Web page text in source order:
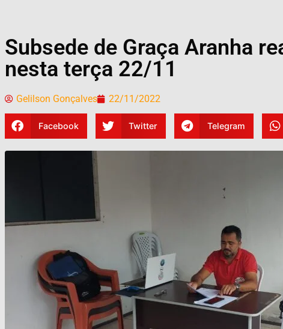
Subsede de Graça Aranha
nesta terça 22/11
Gelilson Gonçalves 22/11/2022
Facebook Twitter Telegram